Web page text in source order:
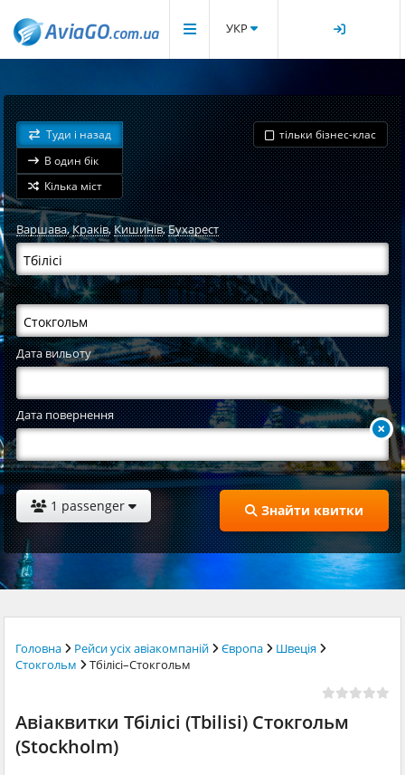
УКР
Туди і назад
В один бік
Кілька міст
тільки бізнес-клас
Варшава,Краків,Кишинів,Бухарест
Дата вильоту
Дата повернення
1 passenger Знайти квитки
Головна Рейси усіх авіакомпаній Європа
Швеція
Стокгольм
Тбілісі–Стокгольм
Авіаквитки Тбілісі (Tbilisi) Стокгольм
(Stockholm)